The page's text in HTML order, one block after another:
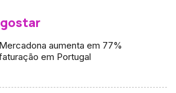
Mercadona aumenta em 77%
em Portugal